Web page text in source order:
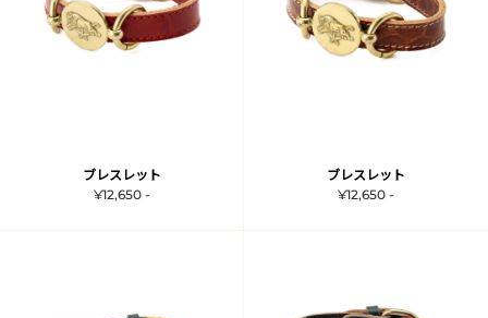
ブレスレット
¥12,650 -
ブレスレット
¥12,650 -